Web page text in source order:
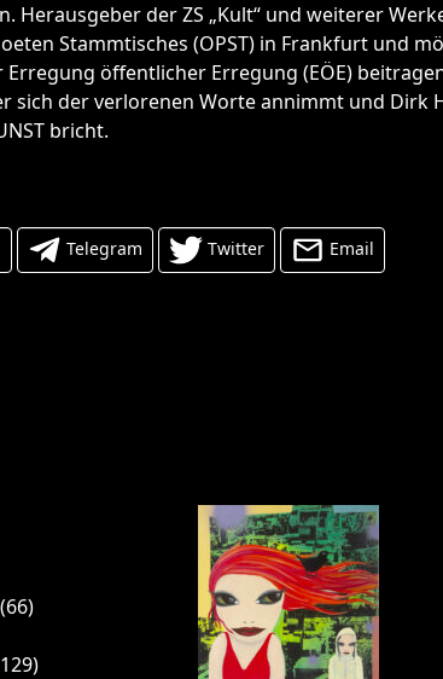
Herausgeber der ZS „Kult“ und weiterer
Stammtisches (OPST) in Frankfurt und
öffentlicher Erregung (EÖE)
sich der verlorenen Worte annimmt und Dirk
bricht.
Telegram Twitter Email
(66)